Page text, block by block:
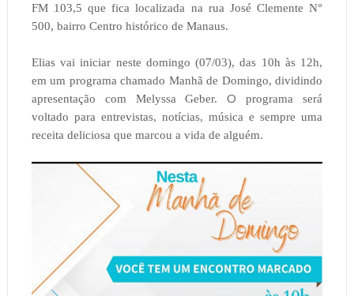
FM 103,5 que fica localizada na rua José Clemente N°
500, bairro Centro histórico de Manaus.
Elias vai iniciar neste domingo (07/03), das 10h às 12h,
em um programa chamado Manhã de Domingo, dividindo
apresentação com Melyssa Geber.
O programa será
voltado para entrevistas, notícias, música e sempre uma
receita deliciosa que marcou a vida de alguém.